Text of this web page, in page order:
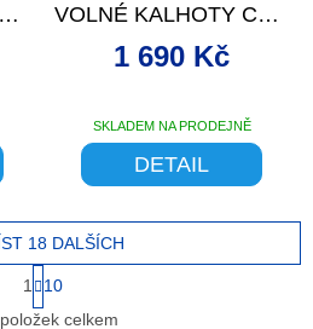
VOLNÉ KALHOTY CAT
3/4, VELIKOST S
SKLADEM NA PRODEJNĚ
1 690 Kč
DETAIL
O
18 DALŠÍCH
t
r
1
10
položek celkem